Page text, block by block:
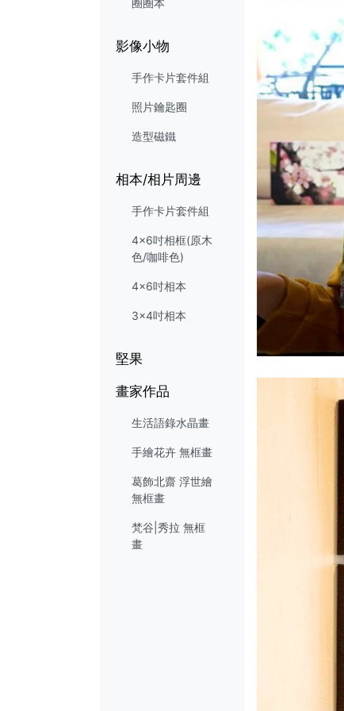
圈圈本
影像小物
手作卡片套件組
照片鑰匙圈
造型磁鐵
相本/相片周邊
手作卡片套件組
4x6吋相框(原木
色/咖啡色)
4x6吋相本
3x4吋相本
堅果
畫家作品
生活語錄水晶畫
手繪花卉 無框畫
葛飾北齋 浮世繪
無框畫
梵谷|秀拉 無框
畫